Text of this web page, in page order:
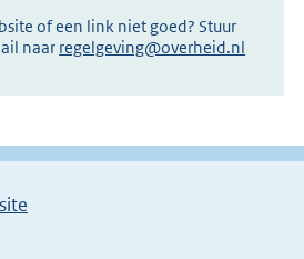
of een link niet goed? Stuur
naar regelgeving@overheid.nl